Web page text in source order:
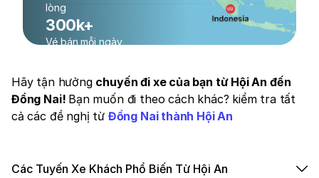
lòng
300k+
Vé bán mỗi ngày
Hãy tận hưởng chuyến đi xe của bạn từ Hội An đến
Đồng Nai! Bạn muốn đi theo cách khác? kiểm tra tất
cả các đề nghị từ Đồng Nai thành Hội An
Các Tuyến Xe Khách Phổ Biến Từ Hội An